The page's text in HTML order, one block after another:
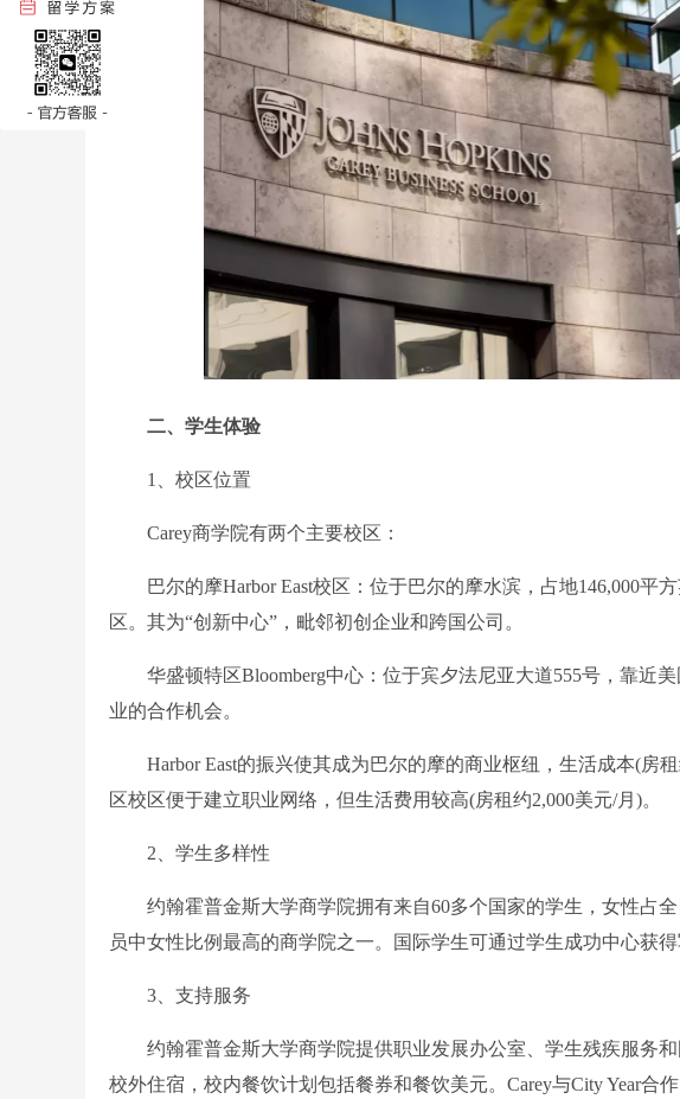
二、学生体验
1、校区位置
Carey商学院有两个主要校区：
巴尔的摩Harbor East校区：位于巴尔的摩水滨，占地146,000平
区。其为“创新中心”，毗邻初创企业和跨国公司。
华盛顿特区Bloomberg中心：位于宾夕法尼亚大道555号，靠近
业的合作机会。
Harbor East的振兴使其成为巴尔的摩的商业枢纽，生活成本(房
区校区便于建立职业网络，但生活费用较高(房租约2,000美元/月)。
2、学生多样性
约翰霍普金斯大学商学院拥有来自60多个国家的学生，女性占全
员中女性比例最高的商学院之一。国际学生可通过学生成功中心获得
3、支持服务
约翰霍普金斯大学商学院提供职业发展办公室、学生残疾服务和
校外住宿，校内餐饮计划包括餐券和餐饮美元。Carey与City Year合